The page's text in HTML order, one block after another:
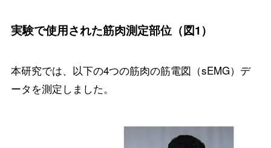
実験で使用された筋肉測定部位（図1）
本研究では、以下の4つの筋肉の筋電図（sEMG）デ
ータを測定しました。